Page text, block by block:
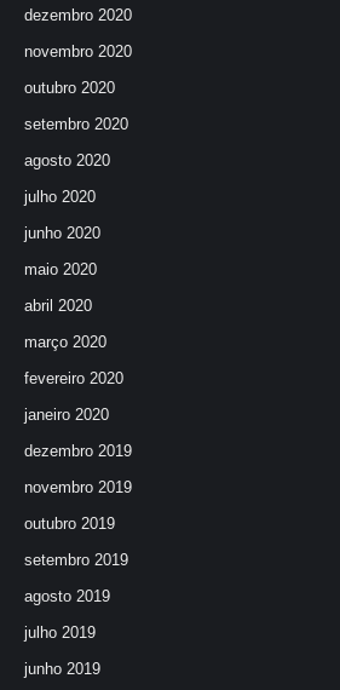
dezembro 2020
novembro 2020
outubro 2020
setembro 2020
agosto 2020
julho 2020
junho 2020
maio 2020
abril 2020
março 2020
fevereiro 2020
janeiro 2020
dezembro 2019
novembro 2019
outubro 2019
setembro 2019
agosto 2019
julho 2019
junho 2019